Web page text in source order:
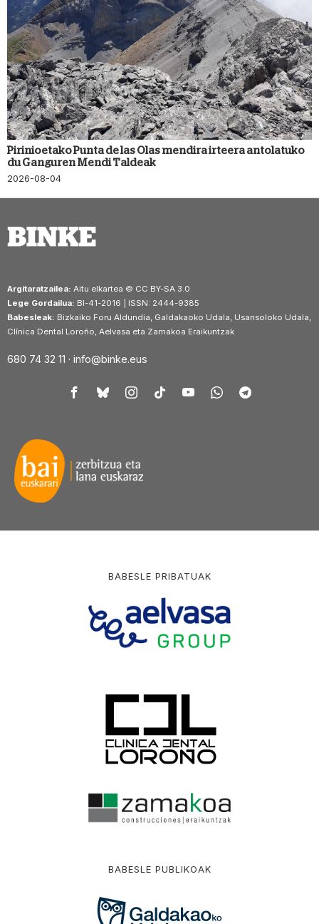
Pirinioetako Punta de las Olas mendira irteera antolatuko
du Ganguren Mendi Taldeak
2026-08-04
Argitaratzailea: Aitu elkartea © CC BY-SA 3.0
Lege Gordailua: BI-41-2016 | ISSN: 2444-9385
Babesleak: Bizkaiko Foru Aldundia, Galdakaoko Udala, Usansoloko Udala,
Clínica Dental Loroño, Aelvasa eta Zamakoa Eraikuntzak
680 74 32 11 · info@binke.eus
BABESLE PRIBATUAK
BABESLE PUBLIKOAK